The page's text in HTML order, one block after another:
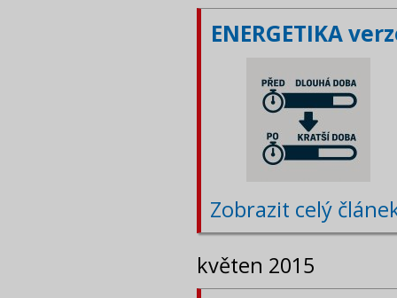
ENERGETIKA
Zobrazit celý
květen 2015